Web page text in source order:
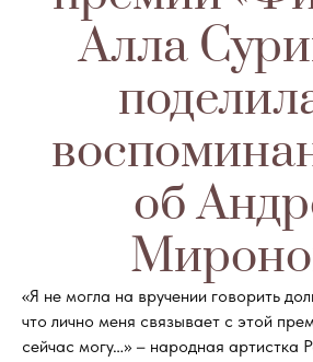
Алла
об
«Я не могла на вручении говорить
что лично меня связывает с этой
сейчас могу…» – народная артистка